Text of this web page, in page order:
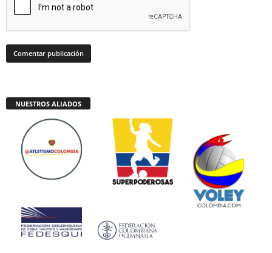
NUESTROS ALIADOS